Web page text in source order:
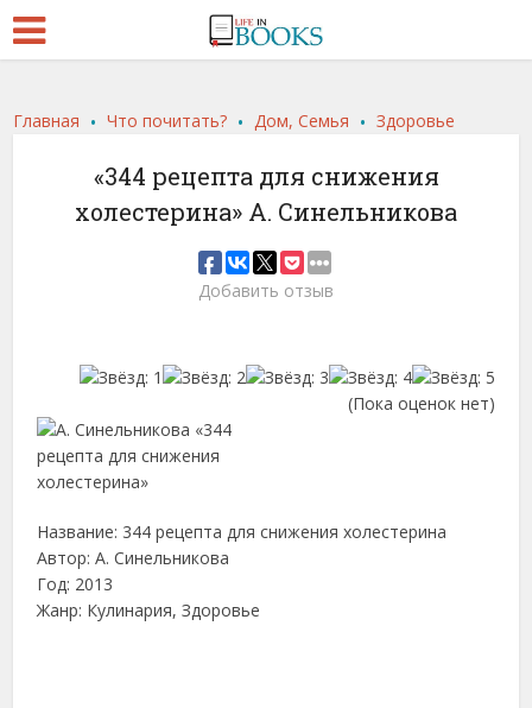
Главная .Что почитать? . Дом, Семья .Здоровье
«344 рецепта для снижения
холестерина» А. Синельникова
Добавить отзыв
(Пока оценок нет)
Название: 344 рецепта для снижения холестерина
Автор: А. Синельникова
Год: 2013
Жанр: Кулинария, Здоровье